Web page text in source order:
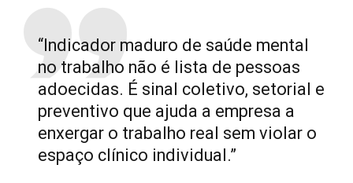
“Indicador maduro de saúde mental
no trabalho não é lista de pessoas
adoecidas. É sinal coletivo, setorial e
preventivo que ajuda a empresa a
enxergar o trabalho real sem violar o
espaço clínico individual.”